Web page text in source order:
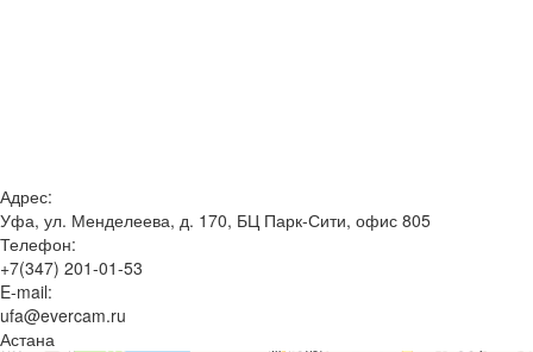
Адрес:
Уфа, ул. Менделеева, д. 170, БЦ Парк-Сити, офис 805
Телефон:
+7(347) 201-01-53
E-mail:
ufa@evercam.ru
Астана